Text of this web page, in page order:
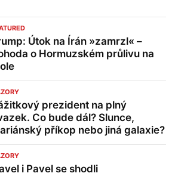
Útok na Írán »zamrzl« –
o Hormuzském průlivu na
prezident na plný
Co bude dál? Slunce,
příkop nebo jiná galaxie?
i Pavel se shodli